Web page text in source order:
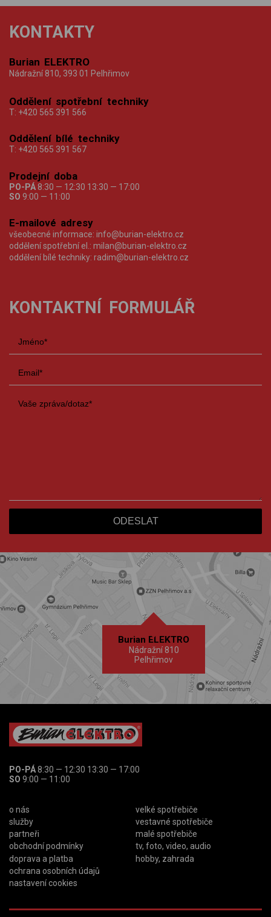
KONTAKTY
Burian ELEKTRO
Nádražní 810, 393 01 Pelhřimov
Oddělení spotřební techniky
T: +420 565 391 566
Oddělení bílé techniky
T: +420 565 391 567
Prodejní doba
PO-PÁ 8:30 — 12:30 13:30 — 17:00
SO 9:00 — 11:00
E-mailové adresy
všeobecné informace: info@burian-elektro.cz
oddělení spotřební el.: milan@burian-elektro.cz
oddělení bílé techniky: radim@burian-elektro.cz
KONTAKTNÍ FORMULÁŘ
Burian ELEKTRO
Nádražní 810
Pelhřimov
PO-PÁ8:30 — 12:30 13:30 — 17:00
SO 9:00 — 11:00
o nás
služby
partneři
obchodní podmínky
doprava a platba
ochrana osobních údajů
nastavení cookies
velké spotřebiče
vestavné spotřebiče
malé spotřebiče
tv, foto, video, audio
hobby, zahrada